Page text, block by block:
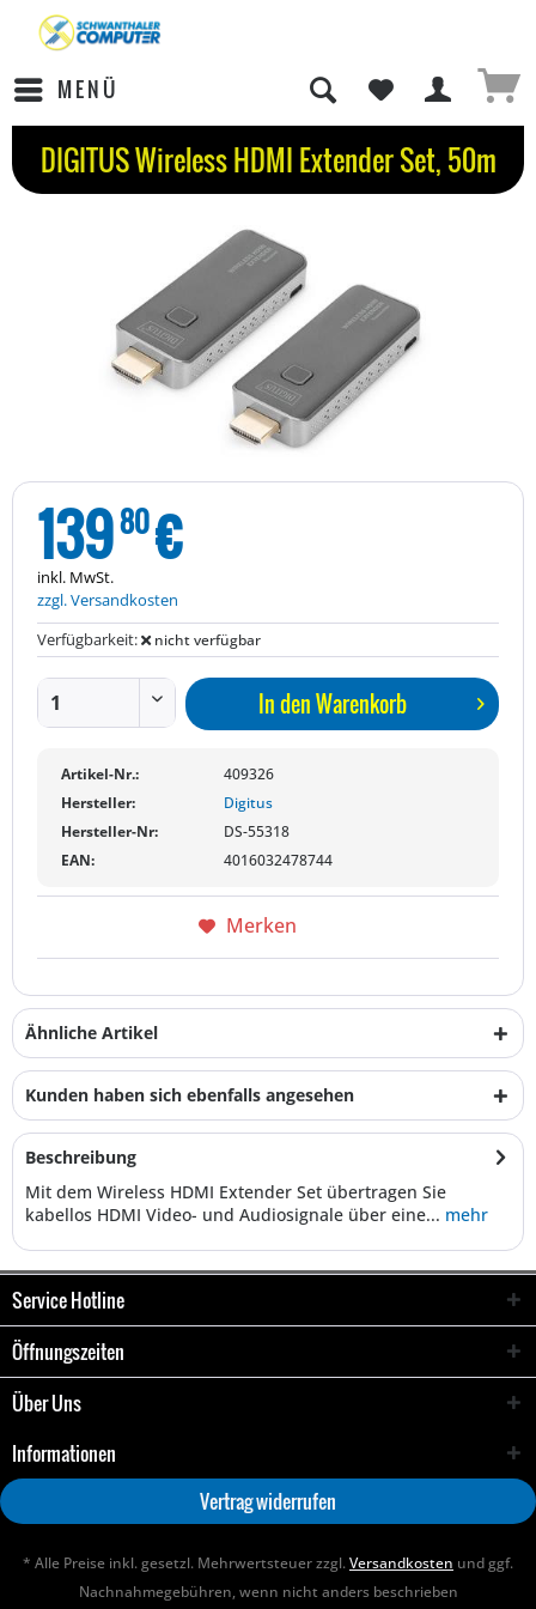
MENÜ
DIGITUS Wireless HDMI Extender Set, 50m
13980€
inkl. MwSt.
zzgl. Versandkosten
Verfügbarkeit:
nicht verfügbar
In denWarenkorb
Artikel-Nr.:
409326
Hersteller:
Digitus
Hersteller-Nr:
DS-55318
EAN:
4016032478744
Merken
Ähnliche Artikel
Kunden haben sich ebenfalls angesehen
Beschreibung
Mit dem Wireless HDMI Extender Set übertragen Sie
kabellos HDMI Video- und Audiosignale über eine... mehr
Service Hotline
Öffnungszeiten
Über Uns
Informationen
Vertrag widerrufen
* Alle Preise inkl. gesetzl. Mehrwertsteuer zzgl.Versandkosten und ggf.
Nachnahmegebühren, wenn nicht anders beschrieben